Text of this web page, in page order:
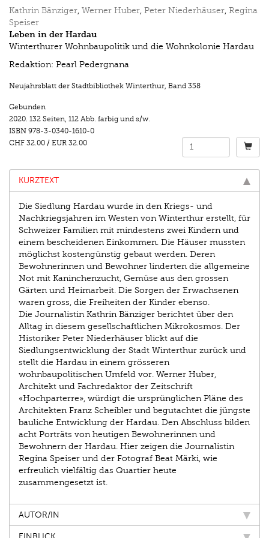
Kathrin Bänziger Werner Huber Peter Niederhäuser Regina
Speiser
Leben in der Hardau
Winterthurer Wohnbaupolitik und die Wohnkolonie Hardau
Redaktion: Pearl Pedergnana
Neujahrsblatt der Stadtbibliothek Winterthur, Band 358
Gebunden
2020. 132 Seiten, 112 Abb. farbig und s/w.
ISBN 978-3-0340-1610-0
CHF 32.00 / EUR 32.00
KURZTEXT
Die Siedlung Hardau wurde in den Kriegs- und
Nachkriegsjahren im Westen von Winterthur erstellt, für
Schweizer Familien mit mindestens zwei Kindern und
einem bescheidenen Einkommen. Die Häuser mussten
möglichst kostengünstig gebaut werden. Deren
Bewohnerinnen und Bewohner linderten die allgemeine
Not mit Kaninchenzucht, Gemüse aus den grossen
Gärten und Heimarbeit. Die Sorgen der Erwachsenen
waren gross, die Freiheiten der Kinder ebenso.
Die Journalistin Kathrin Bänziger berichtet über den
Alltag in diesem gesellschaftlichen Mikrokosmos. Der
Historiker Peter Niederhäuser blickt auf die
Siedlungsentwicklung der Stadt Winterthur zurück und
stellt die Hardau in einem grösseren
wohnbaupolitischen Umfeld vor. Werner Huber,
Architekt und Fachredaktor der Zeitschrift
«Hochparterre», würdigt die ursprünglichen Pläne des
Architekten Franz Scheibler und begutachtet die jüngste
bauliche Entwicklung der Hardau. Den Abschluss bilden
acht Porträts von heutigen Bewohnerinnen und
Bewohnern der Hardau. Hier zeigen die Journalistin
Regina Speiser und der Fotograf Beat Märki, wie
erfreulich vielfältig das Quartier heute
zusammengesetzt ist.
AUTOR/IN